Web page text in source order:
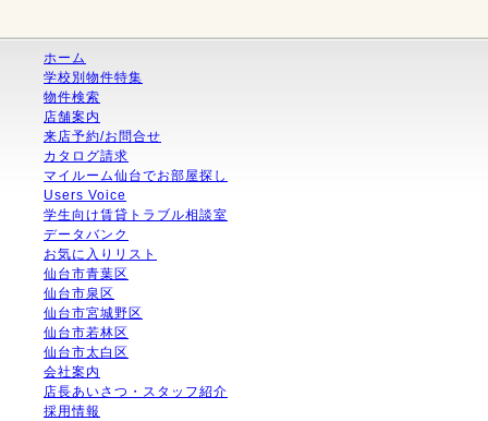
ホーム
学校別物件特集
物件検索
店舗案内
来店予約/お問合せ
カタログ請求
マイルーム仙台でお部屋探し
Users Voice
学生向け賃貸トラブル相談室
データバンク
お気に入りリスト
仙台市青葉区
仙台市泉区
仙台市宮城野区
仙台市若林区
仙台市太白区
会社案内
店長あいさつ・スタッフ紹介
採用情報